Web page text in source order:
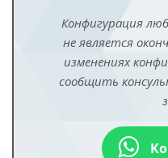
Конфигурация
не является
изменениях
сообщить